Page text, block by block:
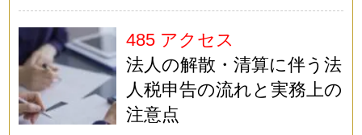
485 アクセス
法人の解散・清算に伴う法
人税申告の流れと実務上の
注意点